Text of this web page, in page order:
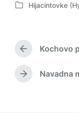
P
e
i
n
Hijacintovke
P
r
e
v
Kochovo
N
Navadna